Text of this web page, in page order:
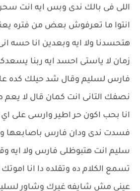
اللى فى بالك ندى وبس ايه انت
انتوا ما تعرفوش بعض من فتره
هتحسدنا ولا ايه وبعدين انا حسه
زمان لا ياستى احسد ايه ربنا
فارس لسليم وقال شد حيلك كده
نصفك التانى انت كمان قال لا
انا بحب اكون حر اطير وارسى على
فسدت ندى ودان فارس باصابعها
سليم انت هتبوظلى فارس ولا ايه
تسمع الكلام ده وتقلده دا انا
عينى مش شايفه غيرك وشاور